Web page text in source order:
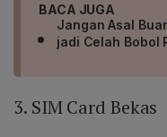
BACA JUGA
Jangan Asal
jadi Celah Bobol
3. SIM Card Bekas